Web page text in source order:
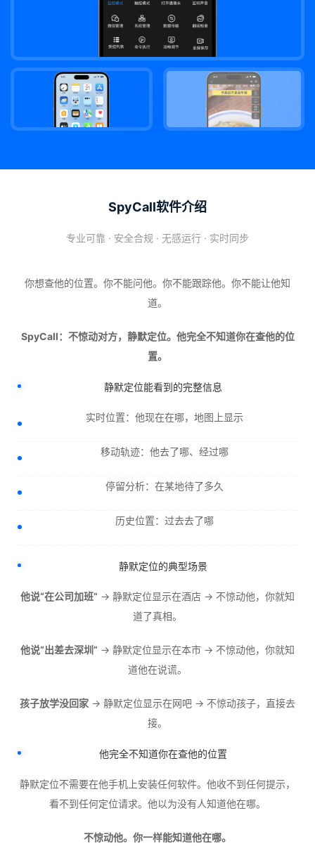
SpyCall软件介绍
专业可靠 · 安全合规 · 无感运行 · 实时同步
你想查他的位置。你不能问他。你不能跟踪他。你不能让他知
道。
SpyCall：不惊动对方，静默定位。他完全不知道你在查他的位
置。
静默定位能看到的完整信息
实时位置：他现在在哪，地图上显示
移动轨迹：他去了哪、经过哪
停留分析：在某地待了多久
历史位置：过去去了哪
静默定位的典型场景
他说“在公司加班” → 静默定位显示在酒店 → 不惊动他，你就知
道了真相。
他说“出差去深圳” → 静默定位显示在本市 → 不惊动他，你就知
道他在说谎。
孩子放学没回家 → 静默定位显示在网吧 → 不惊动孩子，直接去
接。
他完全不知道你在查他的位置
静默定位不需要在他手机上安装任何软件。他收不到任何提示，
看不到任何定位请求。他以为没有人知道他在哪。
不惊动他。你一样能知道他在哪。